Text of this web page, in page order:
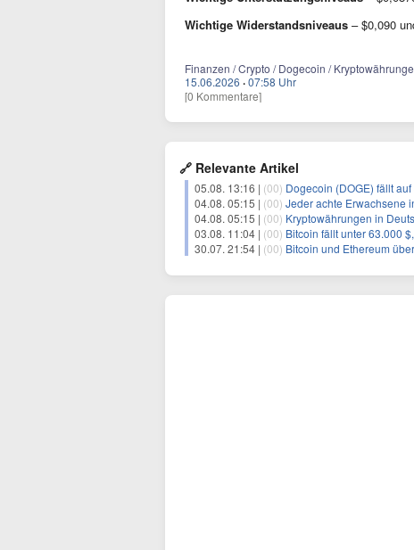
Wichtige Widerstandsniveaus – $0,090
Finanzen / Crypto / Dogecoin /
15.06.2026 ·07:58 Uhr
[0 Kommentare]
🔗 Relevante Artikel
05.08. 13:16 | (00) Dogecoin (DOGE) fällt
04.08. 05:15 | (00) Jeder achte Erwachsene
04.08. 05:15 | (00) Kryptowährungen in
03.08. 11:04 | (00) Bitcoin fällt unter 63.000
30.07. 21:54 | (00) Bitcoin und Ethereum